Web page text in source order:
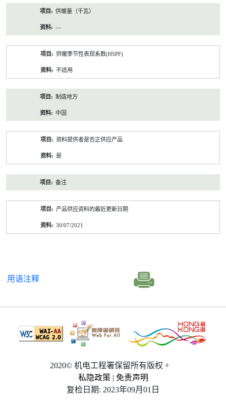
供暖量（千瓦）
—
供暖季节性表现系数(HSPF)
不适用
制造地方
中国
资料提供者是否正供应产品
是
备注
产品供应资料的最近更新日期
30/07/2021
用语注释
2020© 机电工程署保留所有版权。
私隐政策 | 免责声明
复检日期: 2023年09月01日